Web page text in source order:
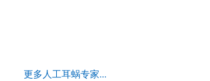
更多人工耳蜗专家...